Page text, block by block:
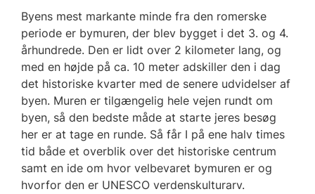
Byens mest markante minde fra den romerske
periode er bymuren, der blev bygget i det 3. og 4.
århundrede. Den er lidt over 2 kilometer lang, og
med en højde på ca. 10 meter adskiller den i dag
det historiske kvarter med de senere udvidelser af
byen. Muren er tilgængelig hele vejen rundt om
byen, så den bedste måde at starte jeres besøg
her er at tage en runde. Så får I på ene halv times
tid både et overblik over det historiske centrum
samt en ide om hvor velbevaret bymuren er og
hvorfor den er UNESCO verdenskulturarv.